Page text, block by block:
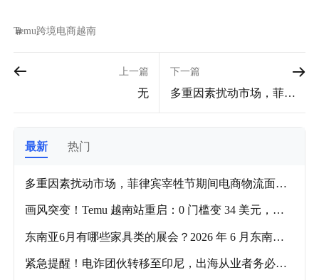
Temu跨境电商越南
上一篇
无
下一篇
多重因素扰动市场，菲律
最新
热门
多重因素扰动市场，菲律宾宰牲节期间电商物流面临
画风突变！Temu 越南站重启：0 门槛变 34 美元，老
东南亚6月有哪些家具类的展会？2026 年 6 月东南亚
紧急提醒！电诈团伙转移至印尼，出海从业者务必提